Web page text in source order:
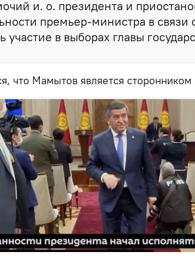
и. о. президента и
премьер-министра в
участие в выборах главы
что Мамытов является